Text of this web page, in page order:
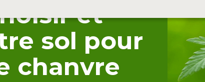
et
sol pour
chanvre